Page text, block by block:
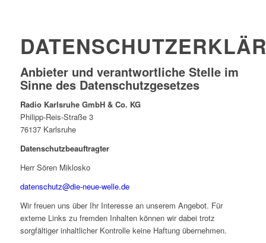
Anbieter und verantwortliche Stelle im
Sinne des Datenschutzgesetzes
Radio Karlsruhe GmbH & Co. KG
Philipp-Reis-Straße 3
76137 Karlsruhe
Datenschutzbeauftragter
Herr Sören Miklosko
datenschutz@die-neue-welle.de
Wir freuen uns über Ihr Interesse an unserem Angebot. Für
externe Links zu fremden Inhalten können wir dabei trotz
sorgfältiger inhaltlicher Kontrolle keine Haftung übernehmen.